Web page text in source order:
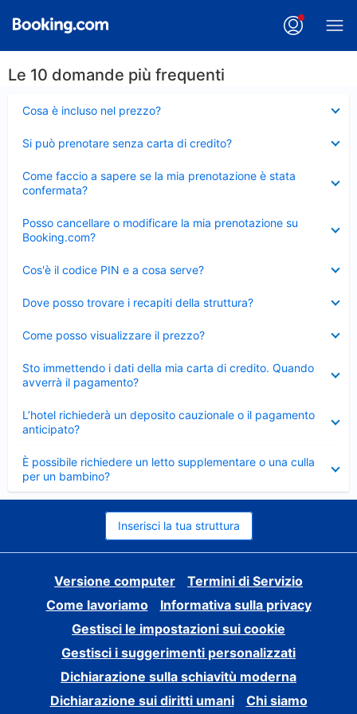
Le 10 domande più frequenti
Cosa è incluso nel prezzo?
chiuso
Si può prenotare senza carta di credito?
chiuso
Come faccio a sapere se la mia prenotazione è stata
confermata?
chiuso
Posso cancellare o modificare la mia prenotazione su
Booking.com?
chiuso
Cos'è il codice PIN e a cosa serve?
chiuso
Dove posso trovare i recapiti della struttura?
chiuso
Come posso visualizzare il prezzo?
chiuso
Sto immettendo i dati della mia carta di credito. Quando
avverrà il pagamento?
chiuso
L’hotel richiederà un deposito cauzionale o il pagamento
anticipato?
chiuso
È possibile richiedere un letto supplementare o una culla
per un bambino?
Elemento
chiuso
Inserisci la tua struttura
Versione computer
Termini di Servizio
Come lavoriamo
Informativa sulla privacy
Gestisci le impostazioni sui cookie
Gestisci i suggerimenti personalizzati
Dichiarazione sulla schiavitù moderna
Dichiarazione sui diritti umani
Chi siamo